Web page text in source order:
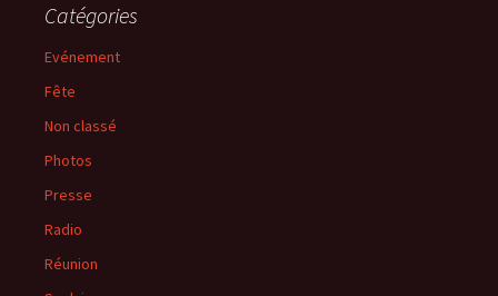
Catégories
Evénement
Fête
Non classé
Photos
Presse
Radio
Réunion